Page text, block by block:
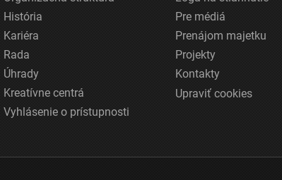
História
Kariéra
Rada
Úhrady
Kreatívne centrá
Vyhlásenie o prístupnosti
Pre médiá
Prenájom majetku
Projekty
Kontakty
Upraviť cookies